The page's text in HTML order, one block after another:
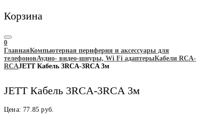
Корзина
0
ГлавнаяКомпьютерная периферия и аксессуары для
телефоновАудио- видео-шнуры, Wi Fi адаптерыКабели RCA-
RCAJETT Кабель 3RCA-3RCA 3м
JETT Кабель 3RCA-3RCA 3м
Цена: 77.85 руб.